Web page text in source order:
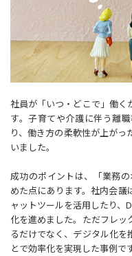
社員が「いつ・どこで」働く
す。子育てや介護に伴う離
り、働き方の柔軟性が上が
いました。
成功のポイントは、「業務
めた点にあります。社内会
ャットツールを活用したり、
化を進めました。ただフレッ
るだけでなく、デジタル化を
とで効率化を実現した事例です